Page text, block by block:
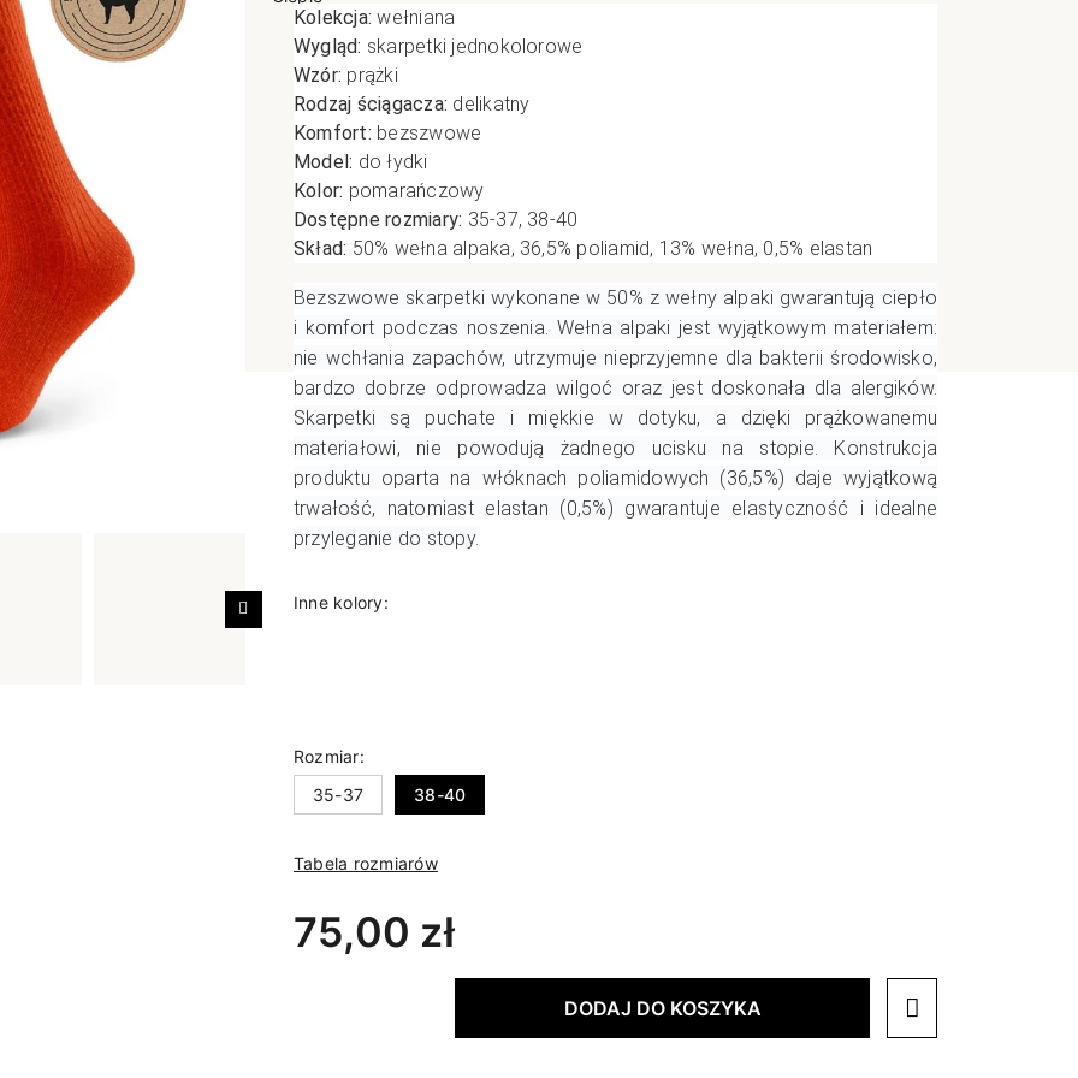
OPAKOWANIA
XL
Antypoślizgowe
Ciepłe
Do spania
Rozmiar XL
Sportowe
Wzorowane
Następny
Kolekcja: wełniana
Wygląd: skarpetki jednokolorowe
Wzór: prążki
Rodzaj ściągacza: delikatny
Komfort: bezszwowe
Model: do łydki
Kolor: pomarańczowy
Dostępne rozmiary: 35-37, 38-40
Skład: 50% wełna alpaka, 36,5% poliamid, 13% wełna, 0,5% elastan
Bezszwowe skarpetki wykonane w 50% z wełny alpaki gwarantują ciepło
i komfort podczas noszenia. Wełna alpaki jest wyjątkowym materiałem:
nie wchłania zapachów, utrzymuje nieprzyjemne dla bakterii środowisko,
bardzo dobrze odprowadza wilgoć oraz jest doskonała dla alergików.
Skarpetki są puchate i miękkie w dotyku, a dzięki prążkowanemu
materiałowi, nie powodują żadnego ucisku na stopie. Konstrukcja
produktu oparta na włóknach poliamidowych (36,5%) daje wyjątkową
trwałość, natomiast elastan (0,5%) gwarantuje elastyczność i idealne
przyleganie do stopy.
Inne kolory:
Rozmiar:
35-37
38-40
Tabela rozmiarów
75,00 zł
DODAJ DO KOSZYKA